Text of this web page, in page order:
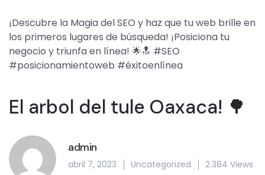
¡Descubre la Magia del SEO y haz que tu web brille en
los primeros lugares de búsqueda! ¡Posiciona tu
negocio y triunfa en línea! 🌟🔝 #SEO
#posicionamientoweb #éxitoenlínea
El arbol del tule Oaxaca! 🌳
admin
abril 7, 2023 Uncategorized 2.384 Views